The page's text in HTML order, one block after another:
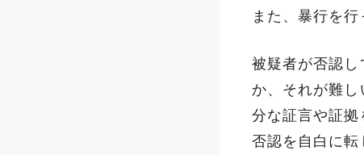
また、暴行を
被疑者が否認
か、それが難
分な証言や証拠
否認を自白に転